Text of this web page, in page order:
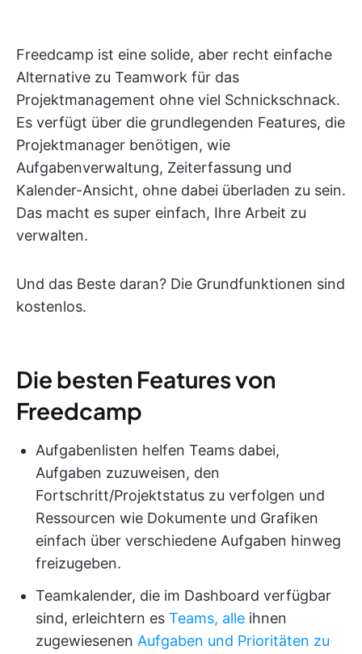
Freedcamp ist eine solide, aber recht einfache
Alternative zu Teamwork für das
Projektmanagement ohne viel Schnickschnack.
Es verfügt über die grundlegenden Features, die
Projektmanager benötigen, wie
Aufgabenverwaltung, Zeiterfassung und
Kalender-Ansicht, ohne dabei überladen zu sein.
Das macht es super einfach, Ihre Arbeit zu
verwalten.
Und das Beste daran? Die Grundfunktionen sind
kostenlos.
Die besten Features von
Freedcamp
Aufgabenlisten helfen Teams dabei,
Aufgaben zuzuweisen, den
Fortschritt/Projektstatus zu verfolgen und
Ressourcen wie Dokumente und Grafiken
einfach über verschiedene Aufgaben hinweg
freizugeben.
Teamkalender, die im Dashboard verfügbar
sind, erleichtern es Teams, alle ihnen
zugewiesenen Aufgaben und Prioritäten zu